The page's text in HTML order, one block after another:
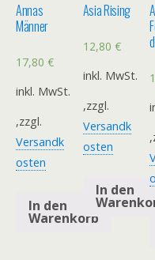
Annas
Männer
17,80 €
inkl. MwSt.
,zzgl.
Versandk
osten
In den
Warenkorb
Asia Rising
12,80 €
inkl. MwSt.
,zzgl.
Versandk
osten
In den